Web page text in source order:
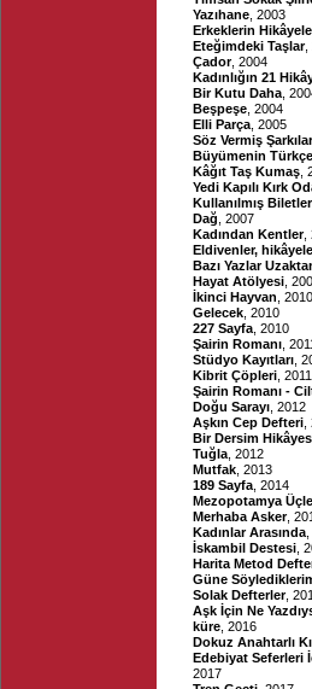
Yazıhane , 2003
Erkeklerin
Eteğimdeki Taşlar,
Çador, 2004
Kadınlığın 21
Bir Kutu Daha ,
Beşpeşe , 2004
Elli Parça , 2005
Söz Vermiş Şarkılar
Büyümenin
Kâğıt Taş Kumaş ,
Yedi Kapılı Kırk
Kullanılmış Biletler
Dağ , 2007
Kadından Kentler,
Eldivenler,
Bazı Yazlar
Hayat Atölyesi ,
İkinci Hayvan , 2010
Gelecek , 2010
227 Sayfa , 2010
Şairin Romanı ,
Stüdyo Kayıtları ,
Kibrit Çöpleri , 2011
Şairin Romanı -
Doğu Sarayı , 2012
Aşkın Cep Defteri
Bir Dersim
Tuğla , 2012
Mutfak , 2013
189 Sayfa , 2014
Mezopotamya
Merhaba Asker,
Kadınlar Arasında
İskambil Destesi ,
Harita Metod
Güne
Solak Defterler,
Aşk İçin Ne
küre , 2016
Dokuz Anahtarlı
Edebiyat Seferleri
2017